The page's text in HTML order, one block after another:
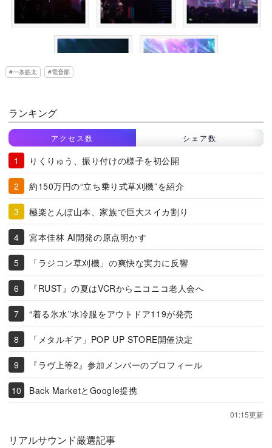
一条皓太 電音部
ランキング
アクセス数 シェア数
りくりゅう、振り付けの様子を初公開
約150万円の“立ち乗り式草刈機”を紹介
極楽とんぼ山本、家族で巨大スイカ割り
宮本佳林 AI開発の原点明かす
「ラジコン草刈機」の爽快な実力に反響
『RUST』の夏はVCRからニコニコ老人会へ
“着る氷水”水冷服をアウトドア119が発売
「メタルギア」POP UP STORE開催決定
『ラヴ上等2』参加メンバーのプロフィール
Back MarketとGoogle提携
01:15更新
リアルサウンド厳選記事